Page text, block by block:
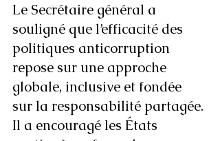
Le Secrétaire général a
souligné que l’efficacité des
politiques anticorruption
repose sur une approche
globale, inclusive et fondée
sur la responsabilité partagée.
Il a encouragé les États